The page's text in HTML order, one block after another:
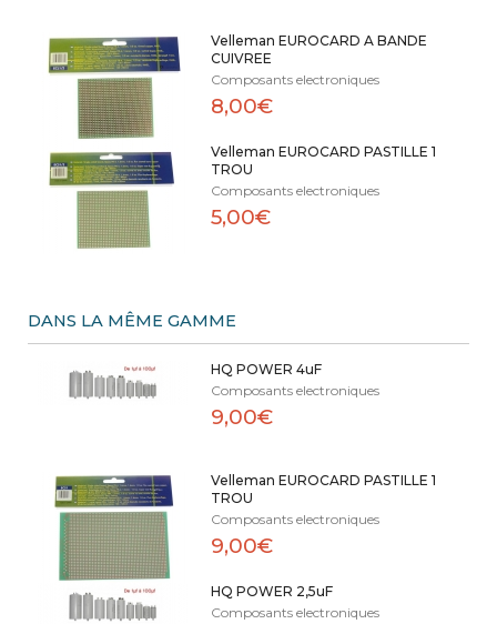
Velleman EUROCARD A BANDE
CUIVREE
Composants electroniques
8,00€
Velleman EUROCARD PASTILLE 1
TROU
Composants electroniques
5,00€
DANS LA MÊME GAMME
HQ POWER 4uF
Composants electroniques
9,00€
Velleman EUROCARD PASTILLE 1
TROU
Composants electroniques
9,00€
HQ POWER 2,5uF
Composants electroniques